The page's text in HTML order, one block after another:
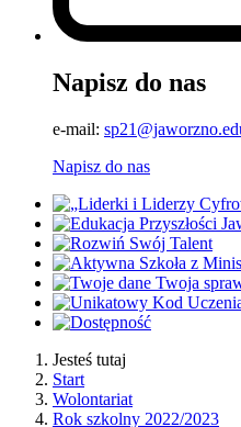
Napisz do nas
e-mail:
Napisz do nas
Jesteś tutaj
Start
Wolontariat
Rok szkolny 2022/2023